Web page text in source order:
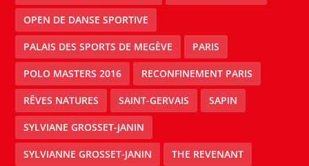
OPEN DE DANSE SPORTIVE
PALAIS DES SPORTS DE MEGÈVE PARIS
POLO MASTERS 2016 RECONFINEMENT PARIS
RÊVES NATURES SAINT-GERVAIS SAPIN
SYLVIANE GROSSET-JANIN
SYLVIANNE GROSSET-JANIN THE REVENANT